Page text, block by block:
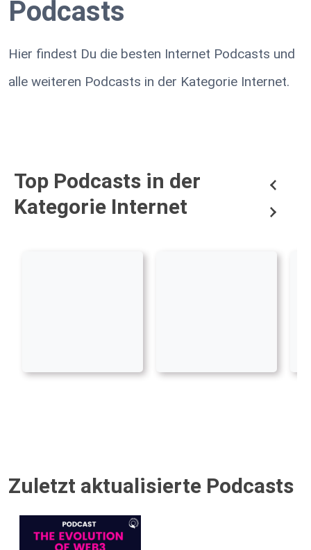
Podcasts
Hier findest Du die besten Internet Podcasts und
alle weiteren Podcasts in der Kategorie Internet.
Top Podcasts in der
Kategorie Internet
Zuletzt aktualisierte Podcasts